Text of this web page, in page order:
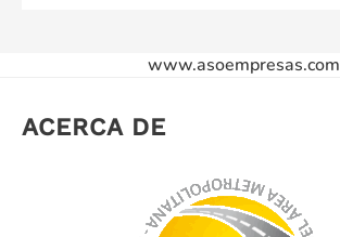
www.asoempresas.com
ACERCA DE